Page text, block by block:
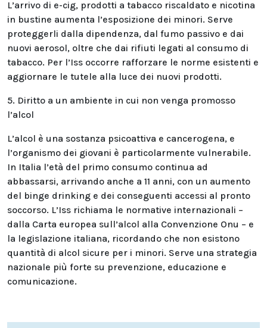
L’arrivo di e-cig, prodotti a tabacco riscaldato e nicotina
in bustine aumenta l’esposizione dei minori. Serve
proteggerli dalla dipendenza, dal fumo passivo e dai
nuovi aerosol, oltre che dai rifiuti legati al consumo di
tabacco. Per l’Iss occorre rafforzare le norme esistenti e
aggiornare le tutele alla luce dei nuovi prodotti.
5. Diritto a un ambiente in cui non venga promosso
l’alcol
L’alcol è una sostanza psicoattiva e cancerogena, e
l’organismo dei giovani è particolarmente vulnerabile.
In Italia l’età del primo consumo continua ad
abbassarsi, arrivando anche a 11 anni, con un aumento
del binge drinking e dei conseguenti accessi al pronto
soccorso. L’Iss richiama le normative internazionali –
dalla Carta europea sull’alcol alla Convenzione Onu – e
la legislazione italiana, ricordando che non esistono
quantità di alcol sicure per i minori. Serve una strategia
nazionale più forte su prevenzione, educazione e
comunicazione.